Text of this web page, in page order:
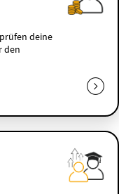
deine
den